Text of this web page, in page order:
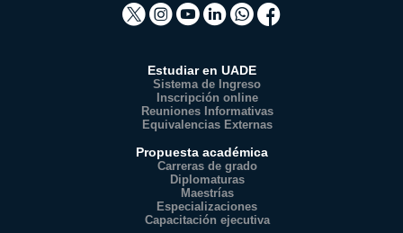
Estudiar en UADE
Sistema de Ingreso
Inscripción online
Reuniones Informativas
Equivalencias Externas
Propuesta académica
Carreras de grado
Diplomaturas
Maestrías
Especializaciones
Capacitación ejecutiva